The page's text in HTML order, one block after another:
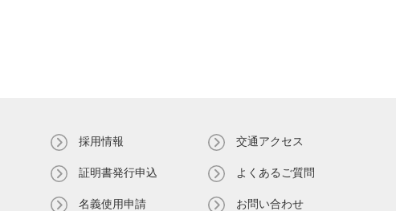
採用情報
証明書発⾏申込
名義使⽤申請
交通アクセス
よくあるご質問
お問い合わせ